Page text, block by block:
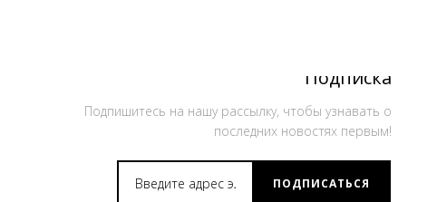
Подписка
Подпишитесь на нашу рассылку, чтобы узнавать о
последних новостях первым!
ПОДПИСАТЬСЯ